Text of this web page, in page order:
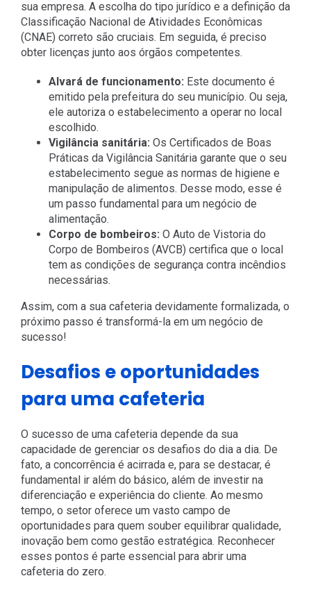
sua empresa. A escolha do tipo jurídico e a definição da
Classificação Nacional de Atividades Econômicas
(CNAE) correto são cruciais. Em seguida, é preciso
obter licenças junto aos órgãos competentes.
Alvará de funcionamento: Este documento é
emitido pela prefeitura do seu município. Ou seja,
ele autoriza o estabelecimento a operar no local
escolhido.
Vigilância sanitária: Os Certificados de Boas
Práticas da Vigilância Sanitária garante que o seu
estabelecimento segue as normas de higiene e
manipulação de alimentos. Desse modo, esse é
um passo fundamental para um negócio de
alimentação.
Corpo de bombeiros: O Auto de Vistoria do
Corpo de Bombeiros (AVCB) certifica que o local
tem as condições de segurança contra incêndios
necessárias.
Assim, com a sua cafeteria devidamente formalizada, o
próximo passo é transformá-la em um negócio de
sucesso!
Desafios e oportunidades
para uma cafeteria
O sucesso de uma cafeteria depende da sua
capacidade de gerenciar os desafios do dia a dia. De
fato, a concorrência é acirrada e, para se destacar, é
fundamental ir além do básico, além de investir na
diferenciação e experiência do cliente. Ao mesmo
tempo, o setor oferece um vasto campo de
oportunidades para quem souber equilibrar qualidade,
inovação bem como gestão estratégica. Reconhecer
esses pontos é parte essencial para abrir uma
cafeteria do zero.